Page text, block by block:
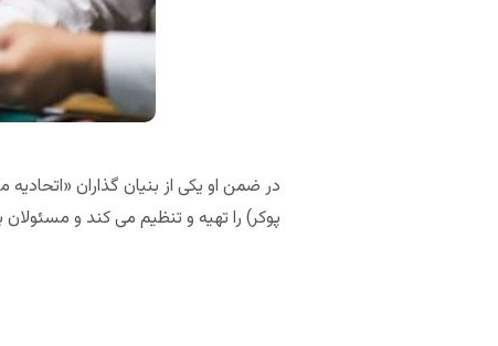
در ضمن او یکی از بنیان گذاران
پوکر) را تهیه و تنظیم می کند و